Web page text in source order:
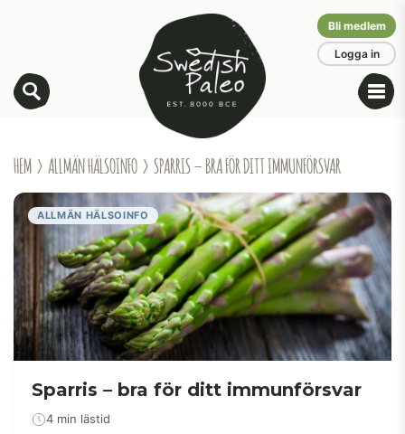
Bli medlem
Logga in
HEM › ALLMÄN HÄLSOINFO › SPARRIS – BRA FÖR DITT IMMUNFÖRSVAR
ALLMÄN HÄLSOINFO
Sparris – bra för ditt immunförsvar
4 min lästid